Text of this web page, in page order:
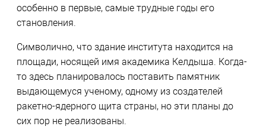
особенно в первые, самые трудные годы его
становления.
Символично, что здание института находится на
площади, носящей имя академика Келдыша. Когда-
то здесь планировалось поставить памятник
выдающемуся ученому, одному из создателей
ракетно-ядерного щита страны, но эти планы до
сих пор не реализованы.